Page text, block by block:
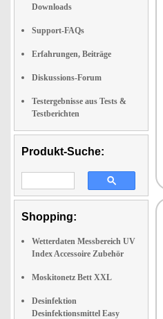
Downloads
Support-FAQs
Erfahrungen, Beiträge
Diskussions-Forum
Testergebnisse aus Tests &
Testberichten
Produkt-Suche:
Shopping:
Wetterdaten Messbereich UV
Index Accessoire Zubehör
Moskitonetz Bett XXL
Desinfektion
Desinfektionsmittel Easy